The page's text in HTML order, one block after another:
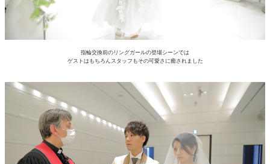
指輪交換前のリングガールの登場シーンでは
ゲストはもちろんスタッフもその可愛さに癒されました